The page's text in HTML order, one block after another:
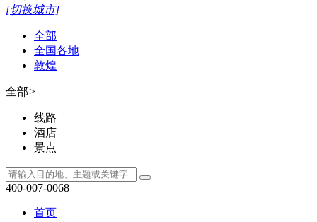
[切换城市]
全部
全国各地
敦煌
全部>
线路
酒店
景点
400-007-0068
首页